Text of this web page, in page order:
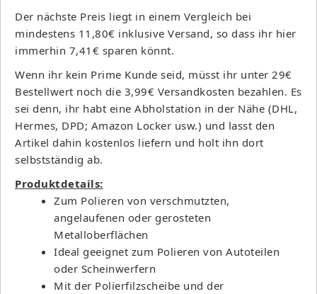
Der nächste Preis liegt in einem Vergleich bei
mindestens 11,80€ inklusive Versand, so dass ihr hier
immerhin 7,41€ sparen könnt.
Wenn ihr kein Prime Kunde seid, müsst ihr unter 29€
Bestellwert noch die 3,99€ Versandkosten bezahlen. Es
sei denn, ihr habt eine Abholstation in der Nähe (DHL,
Hermes, DPD; Amazon Locker usw.) und lasst den
Artikel dahin kostenlos liefern und holt ihn dort
selbstständig ab.
Produktdetails:
Zum Polieren von verschmutzten,
angelaufenen oder gerosteten
Metalloberflächen
Ideal geeignet zum Polieren von Autoteilen
oder Scheinwerfern
Mit der Polierfilzscheibe und der